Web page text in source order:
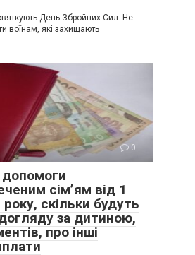
День Збройних Сил. Не
воїнам, які захищають
0
допомоги
сім’ям від 1
скільки будуть
за дитиною,
про інші